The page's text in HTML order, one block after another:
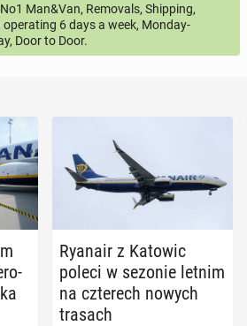
Man&Van, Removals, Shipping,
operating 6 days a week, Monday-
Door to Door.
Ryanair z Katowic
poleci w sezonie letnim
na czte­rech nowych
trasach